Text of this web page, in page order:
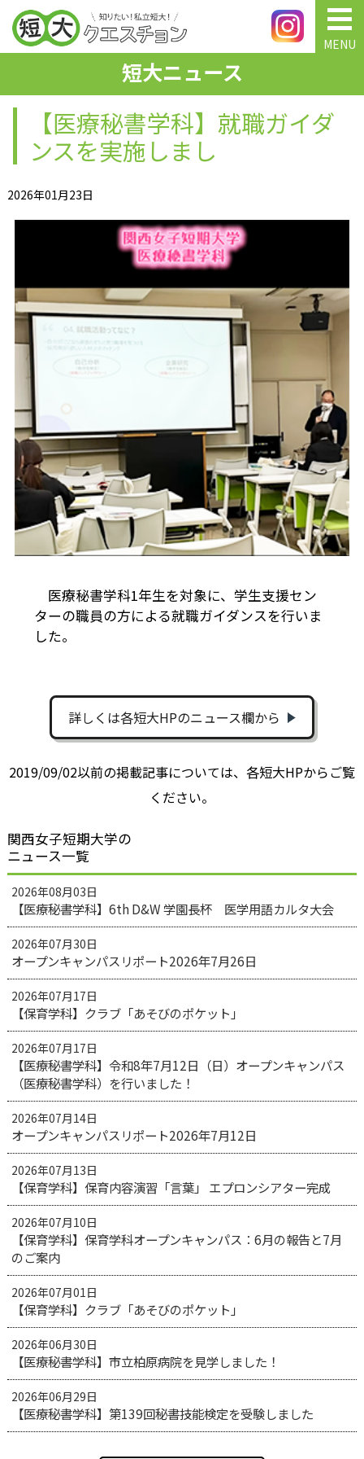
MENU
短大ニュース
【医療秘書学科】就職ガイダ
ンスを実施しまし
2026年01月23日
医療秘書学科1年生を対象に、学生支援セン
ターの職員の方による就職ガイダンスを行いま
した。
詳しくは各短大HPのニュース欄から
2019/09/02以前の掲載記事については、各短大HPからご覧
ください。
関西女子短期大学の
ニュース一覧
2026年08月03日
【医療秘書学科】6th D&W 学園長杯 医学用語カルタ大会
2026年07月30日
オープンキャンパスリポート2026年7月26日
2026年07月17日
【保育学科】クラブ「あそびのポケット」
2026年07月17日
【医療秘書学科】令和8年7月12日（日）オープンキャンパス
（医療秘書学科）を行いました！
2026年07月14日
オープンキャンパスリポート2026年7月12日
2026年07月13日
【保育学科】保育内容演習「言葉」 エプロンシアター完成
2026年07月10日
【保育学科】保育学科オープンキャンパス：6月の報告と7月
のご案内
2026年07月01日
【保育学科】クラブ「あそびのポケット」
2026年06月30日
【医療秘書学科】市立柏原病院を見学しました！
2026年06月29日
【医療秘書学科】第139回秘書技能検定を受験しました